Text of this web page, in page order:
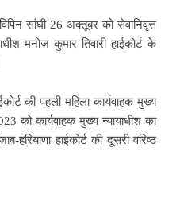
सांघी 26 अक्तूबर को सेवानिवृत्त
मनोज कुमार तिवारी हाईकोर्ट के
की पहली महिला कार्यवाहक मुख्य
को कार्यवाहक मुख्य न्यायाधीश का
हरियाणा हाईकोर्ट की दूसरी वरिष्ठ